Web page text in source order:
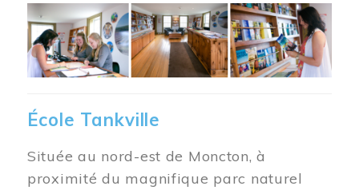
Image
École Tankville
Située au nord-est de Moncton, à
proximité du magnifique parc naturel